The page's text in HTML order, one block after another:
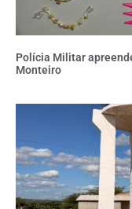
Polícia Militar
Monteiro